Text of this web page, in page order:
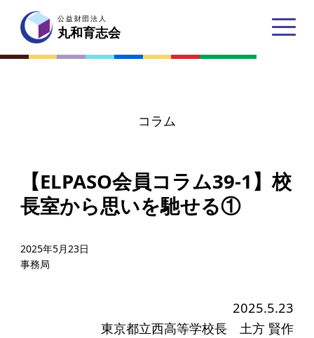
公益財団法人
丸和育志会
丸和育志会とは
理事長あいさつ
丸和育志会の目指す未来
学生のみなさんへ
起業を考えている
公益財団法人
丸和育志会
コラム
【ELPASO会員コラム39-1】校
長室から思いを馳せる①
2025年5月23日
事務局
2025.5.23
東京都立西高等学校長 土方 賢作